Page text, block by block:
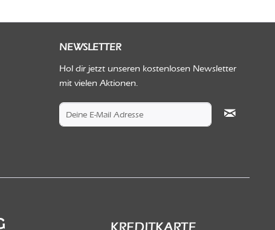
NEWSLETTER
Hol dir jetzt unseren kostenlosen Newsletter
mit vielen Aktionen.